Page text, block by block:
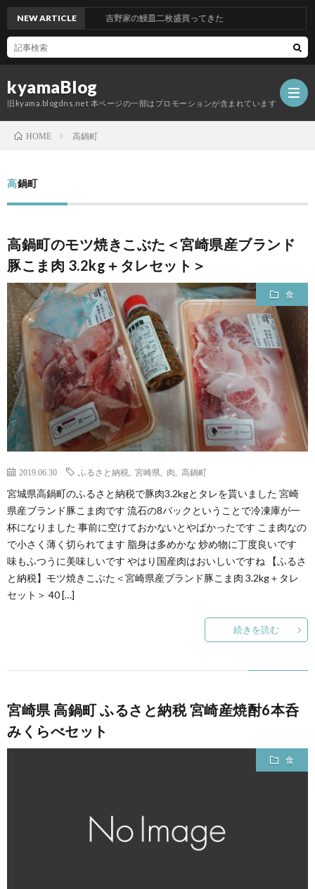
kyamaBlog
旧kyama.blogdns.net 本ページの一部はプロモーションが含まれています
NEW ARTICLE 吉野家の鰻皿二枚盛買ってきた
HOME 高鍋町
高鍋町
高鍋町のモツ焼きこぶた＜宮崎県産ブランド
豚こま肉 3.2kg＋タレセット＞
食
2019.06.30 ふるさと納税 宮崎県 肉 高鍋町
宮城県高鍋町のふるさと納税で豚肉3.2kgとタレを貰いました 宮崎
県産ブランド豚こま肉です 流石の8パックということで冷凍庫が一
杯になりました 事前に空けておかないとやばかったです こま肉なの
で小さく薄く切られてます 脂身は多めかな 炒め物に丁度良いです
味もふつうに美味しいです やはり国産肉はおいしいですね 【ふるさ
と納税】モツ焼きこぶた＜宮崎県産ブランド豚こま肉 3.2kg＋タレ
セット＞ 40 […]
続きを読む
宮崎県 高鍋町 ふるさと納税 宮崎産焼酎6本呑
みくらべセット
食